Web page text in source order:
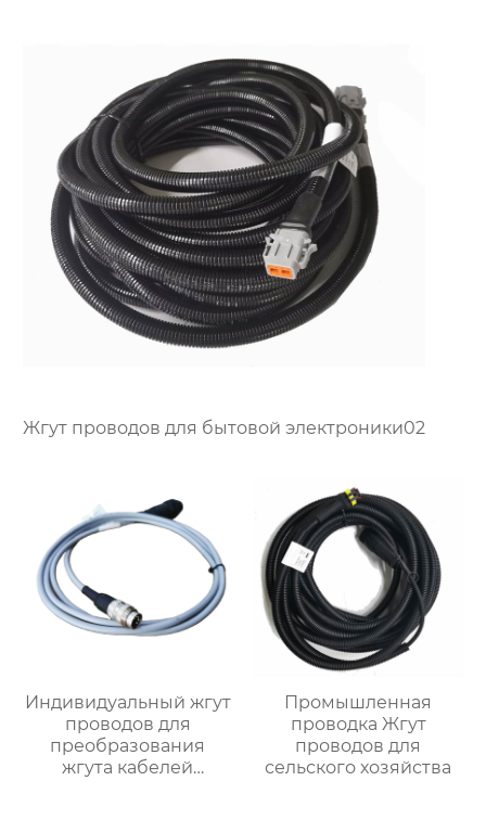
Жгут проводов для бытовой электроники02
Индивидуальный жгут
проводов для
преобразования
жгута кабелей
Промышленная
проводка Жгут
проводов для
сельского хозяйства